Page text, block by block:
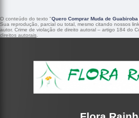
O conteúdo do texto "Quero Comprar Muda de
Sua reprodução, parcial ou total, mesmo citando nossos
autor. Crime de violação de direito autoral – artigo 184 do
direitos autorais